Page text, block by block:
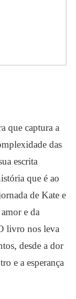
que captura a
das
escrita
que é ao
de Kate e
e da
livro nos leva
desde a dor
e a esperança